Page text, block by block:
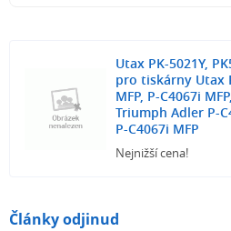
Utax PK-5021Y,
pro tiskárny Utax
MFP, P-C4067i
Triumph Adler P-
P-C4067i MFP
Nejnižší cena!
Články odjinud